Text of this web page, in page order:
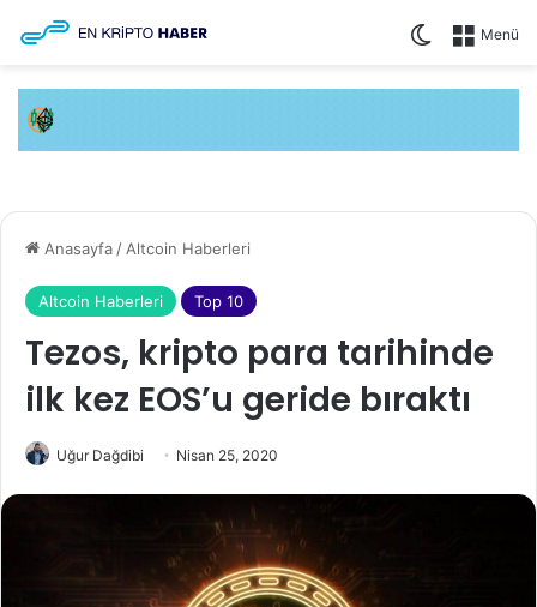
Menü
Dış
Anasayfa / Altcoin Haberleri
Altcoin Haberleri Top 10
Tezos, kripto para tarihinde
ilk kez EOS’u geride bıraktı
Uğur Dağdibi Nisan 25, 2020